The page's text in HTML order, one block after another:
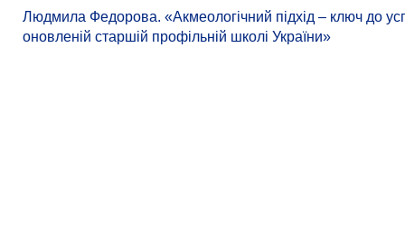
Людмила Федорова. «Акмеологічний підхід – ключ до
оновленій старшій профільній школі України»